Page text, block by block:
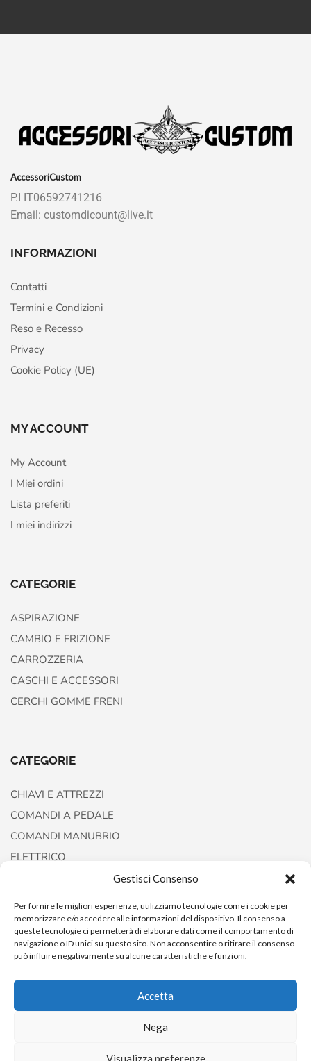
Gestisci Consenso
Per fornire le migliori esperienze, utilizziamo tecnologie come i cookie per
memorizzare e/o accedere alle informazioni del dispositivo. Il consenso a
queste tecnologie ci permetterà di elaborare dati come il comportamento di
navigazione o ID unici su questo sito. Non acconsentire o ritirare il consenso
può influire negativamente su alcune caratteristiche e funzioni.
Accetta
Nega
Visualizza preferenze
AccessoriCustom
P.I IT06592741216
Email: customdicount@live.it
INFORMAZIONI
Contatti
Termini e Condizioni
Reso e Recesso
Privacy
Cookie Policy (UE)
MY ACCOUNT
My Account
I Miei ordini
Lista preferiti
I miei indirizzi
CATEGORIE
ASPIRAZIONE
CAMBIO E FRIZIONE
CARROZZERIA
CASCHI E ACCESSORI
CERCHI GOMME FRENI
CATEGORIE
CHIAVI E ATTREZZI
COMANDI A PEDALE
COMANDI MANUBRIO
ELETTRICO
FORCELLE E AMMORTIZZATORI
Copyright © 2022AccessoriCustom